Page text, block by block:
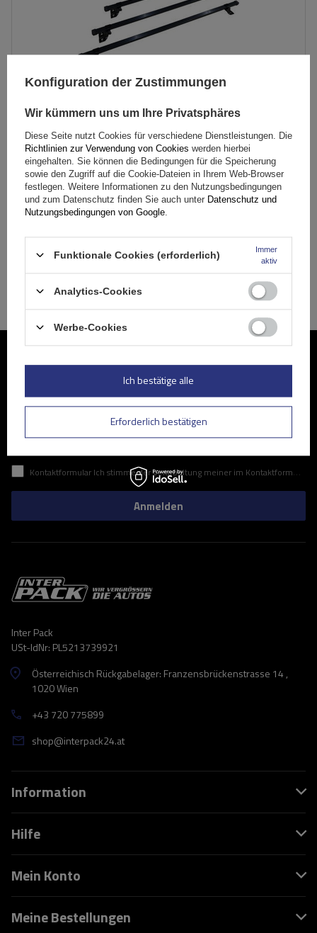
Mont Blanc Pro Rack 308 Dachgepäckträger
174,99 €inkl. MwSt
Große Menge verfügbar Wir versenden schon am
Warenkorb
Werden Sie Mitglied
Abonnieren Sie unseren Newsletter, um regelmäßig über
Neuigkeiten und Sonderangebote informiert zu werden.
Geben Sie Ihre E-Mail
Kontaktformular Ich stimme der Verarbeitung meiner im Kontaktformular enthaltenen personenbezogenen Daten gemäß der Verordnung (EU) des Europäischen Parlaments und des Rates zu.
Anmelden
Inter Pack
USt-IdNr: PL5213739921
Österreichisch Rückgabelager: Franzensbrückenstrasse 14 ,
1020 Wien
+43 720 775899
shop@interpack24.at
Information
Hilfe
Mein Konto
Meine Bestellungen
Konfiguration der Zustimmungen
Wir kümmern uns um Ihre Privatsphäres
Diese Seite nutzt Cookies für verschiedene Dienstleistungen. Die
Richtlinien zur Verwendung von Cookies werden hierbei
eingehalten. Sie können die Bedingungen für die Speicherung
sowie den Zugriff auf die Cookie-Dateien in Ihrem Web-Browser
festlegen. Weitere Informationen zu den Nutzungsbedingungen
und zum Datenschutz finden Sie auch unter Datenschutz und
Nutzungsbedingungen von Google
Funktionale Cookies (erforderlich)
Immer
aktiv
Analytics-Cookies
Werbe-Cookies
Erforderlich bestätigen
Ich bestätige alle